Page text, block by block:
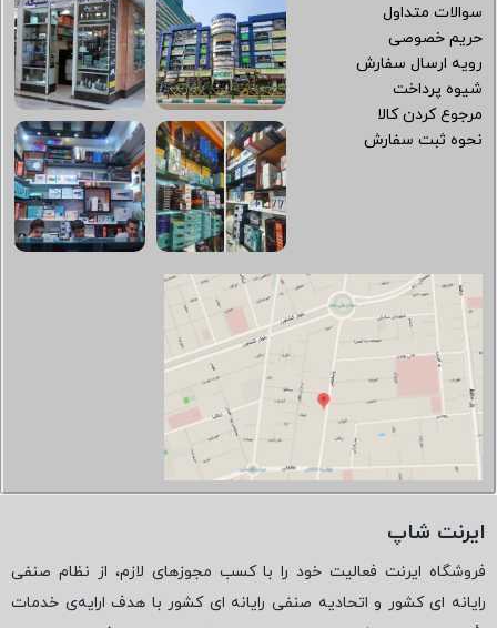
سوالات متداول
حریم خصوصی
رویه ارسال سفارش
شیوه پرداخت
مرجوع کردن کالا
نحوه ثبت سفارش
ایرنت شاپ
فروشگاه ایرنت فعالیت خود را با کسب مجوزهای لازم، از نظام صنفی
رایانه ای کشور و اتحادیه صنفی رایانه ای کشور با هدف ارایه‌ی خدمات